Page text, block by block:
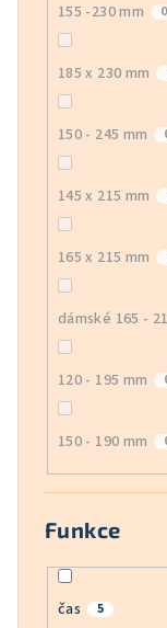
155 -230 mm 0
185 x 230 mm
150 - 245 mm
145 x 215 mm
165 x 215 mm
dámské 165 -
120 - 195 mm
150 - 190 mm
Funkce
čas 5